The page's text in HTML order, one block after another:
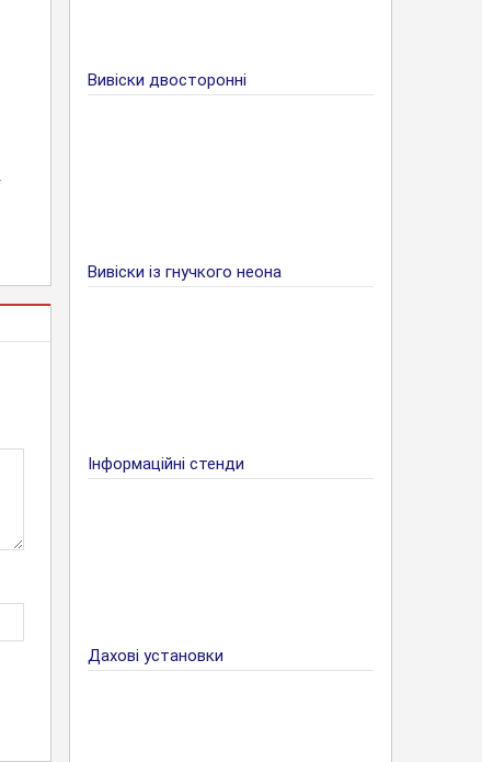
Вивіски двосторонні
Вивіски із гнучкого неона
Інформаційні стенди
Дахові установки